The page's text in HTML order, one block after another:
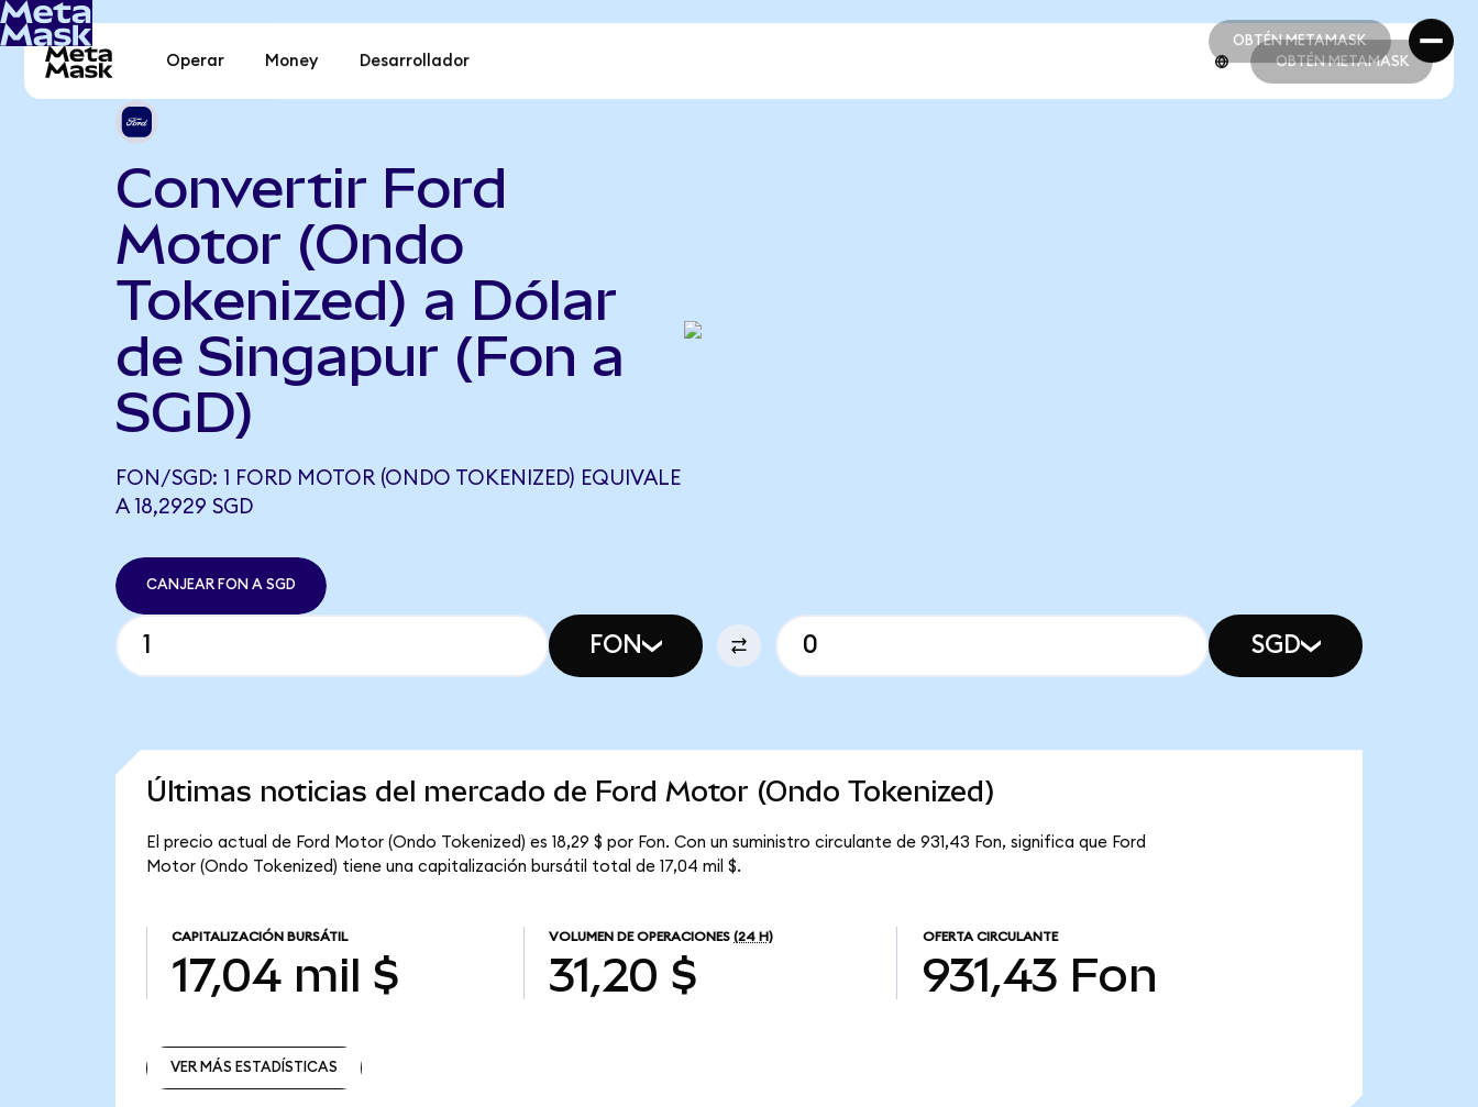
OBTÉN METAMASK
OBTÉN METAMASK
Operar Money Desarrollador OBTÉN METAMASK
Convertir Ford
Motor (Ondo
Tokenized) a Dólar
de Singapur (Fon a
SGD)
FON/SGD: 1 FORD MOTOR (ONDO TOKENIZED) EQUIVALE
A 18,2929 SGD
CANJEAR FON A SGD
FON SGD
Últimas noticias del mercado de Ford Motor (Ondo Tokenized)
El precio actual de Ford Motor (Ondo Tokenized) es 18,29 $ por Fon. Con un suministro circulante de 931,43 Fon, significa que Ford
Motor (Ondo Tokenized) tiene una capitalización bursátil total de 17,04 mil $.
CAPITALIZACIÓN BURSÁTIL
17,04 mil $
VOLUMEN DE OPERACIONES (24 H)
31,20 $
OFERTA CIRCULANTE
931,43 Fon
VER MÁS ESTADÍSTICAS